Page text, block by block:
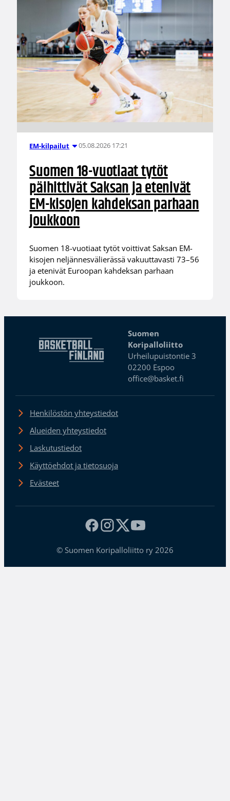
EM-kilpailut 05.08.2026 17:21
Suomen 18-vuotiaat tytöt
päihittivät Saksan ja etenivät
EM-kisojen kahdeksan parhaan
joukkoon
Suomen 18-vuotiaat tytöt voittivat Saksan EM-
kisojen neljännesvälierässä vakuuttavasti 73–56
ja etenivät Euroopan kahdeksan parhaan
joukkoon.
Suomen
Koripalloliitto
Urheilupuistontie 3
02200 Espoo
office@basket.fi
Henkilöstön yhteystiedot
Alueiden yhteystiedot
Laskutustiedot
Käyttöehdot ja tietosuoja
Evästeet
© Suomen Koripalloliitto ry 2026